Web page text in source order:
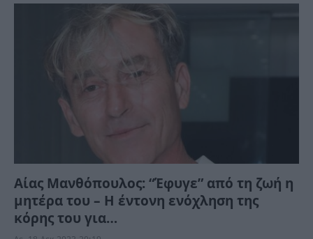
Αίας Μανθόπουλος: “Έφυγε” από τη ζωή η
μητέρα του – Η έντονη ενόχληση της
κόρης του για…